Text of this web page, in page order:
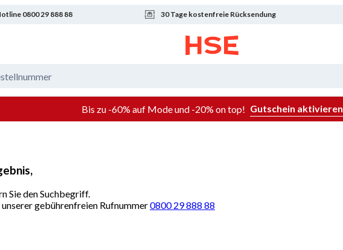
0800 29 888 88 30 Tage kostenfreie Rücksendung
Bis zu -60% auf Mode und -20% on top! Gutschein aktivieren
Sie den Suchbegriff.
gebührenfreien Rufnummer0800 29 888 88